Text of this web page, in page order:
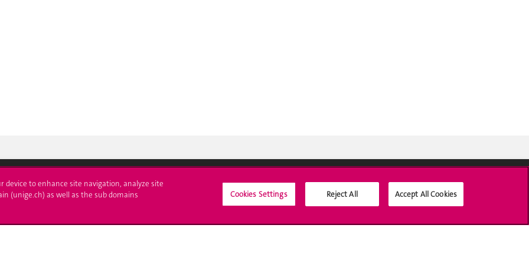
à l'UNIGE L'UNIGE vous informe
UNIGE Mobile
Médias sociaux UNIGE
device to enhance site navigation, analyze site
(unige.ch) as well as the sub domains
Cookies Settings Reject All Accept All Cookies